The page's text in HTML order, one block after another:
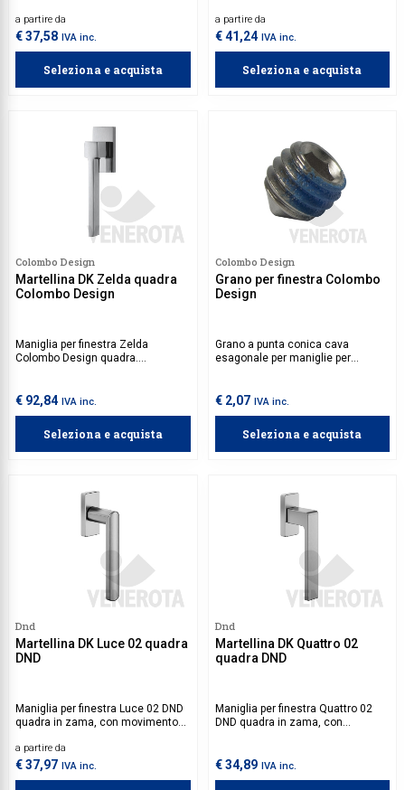
separatamente.
a partire da
€ 37,58 IVA inc.
Seleziona e acquista
a partire da
€ 41,24 IVA inc.
Seleziona e acquista
Colombo Design
Martellina DK Zelda quadra
Colombo Design
Maniglia per finestra Zelda
Colombo Design quadra.
€ 92,84 IVA inc.
Seleziona e acquista
Colombo Design
Grano per finestra Colombo
Design
Grano a punta conica cava
esagonale per maniglie per
€ 2,07 IVA inc.
Seleziona e acquista
Dnd
Martellina DK Luce 02 quadra
DND
Maniglia per finestra Luce 02 DND
quadra in zama, con movimento
a partire da
€ 37,97 IVA inc.
Dnd
Martellina DK Quattro 02
quadra DND
Maniglia per finestra Quattro 02
DND quadra in zama, con
€ 34,89 IVA inc.